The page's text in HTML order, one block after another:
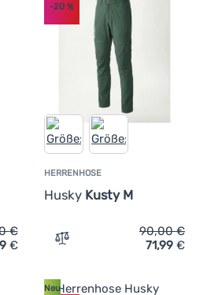
Sweatshirt Husky Aflee M'
€
€
HERRENHOSE
Husky Kusty M
-20%
Zum Vergleich
90,00€
71,99 €
Neu